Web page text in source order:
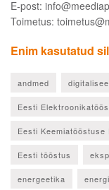
E-post:
Toimetus:
Enim kasutatud
andmed
Eesti
Eesti Keemiatööstuse
Eesti tööstus
energeetika